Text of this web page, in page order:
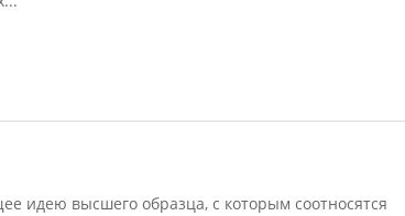
высшего образца, с которым соотносятся